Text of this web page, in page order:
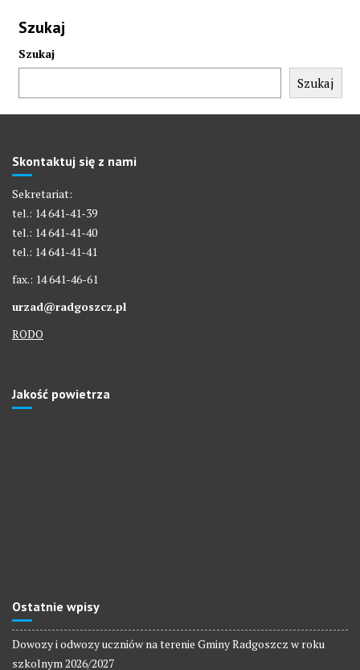
Szukaj
Szukaj
Szukaj
Skontaktuj się z nami
Sekretariat:
tel.: 14 641-41-39
tel.: 14 641-41-40
tel.: 14 641-41-41
fax.: 14 641-46-61
urzad@radgoszcz.pl
RODO
Jakość powietrza
Ostatnie wpisy
Dowozy i odwozy uczniów na terenie Gminy Radgoszcz w roku
szkolnym 2026/2027